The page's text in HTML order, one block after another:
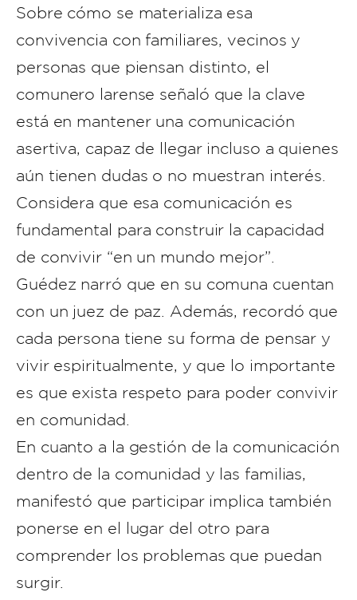
Sobre cómo se materializa esa
convivencia con familiares, vecinos y
personas que piensan distinto, el
comunero larense señaló que la clave
está en mantener una comunicación
asertiva, capaz de llegar incluso a quienes
aún tienen dudas o no muestran interés.
Considera que esa comunicación es
fundamental para construir la capacidad
de convivir “en un mundo mejor”.
Guédez narró que en su comuna cuentan
con un juez de paz. Además, recordó que
cada persona tiene su forma de pensar y
vivir espiritualmente, y que lo importante
es que exista respeto para poder convivir
en comunidad.
En cuanto a la gestión de la comunicación
dentro de la comunidad y las familias,
manifestó que participar implica también
ponerse en el lugar del otro para
comprender los problemas que puedan
surgir.